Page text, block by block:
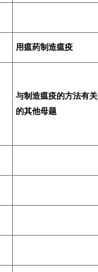
用瘟药制造瘟疫
与制造瘟疫的方法有关
的其他母题